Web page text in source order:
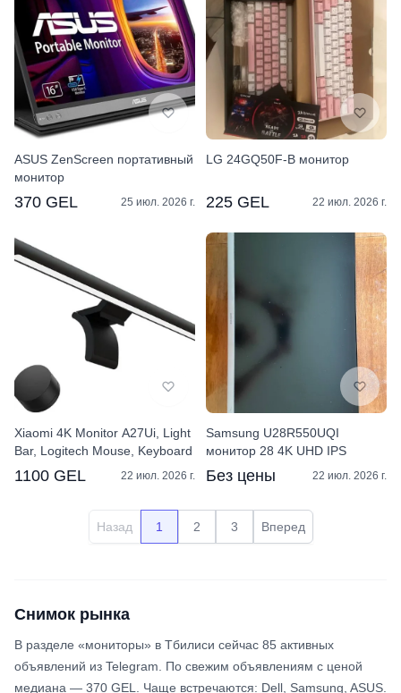
ASUS ZenScreen портативный
монитор
370 GEL 25 июл. 2026 г.
LG 24GQ50F-B монитор
225 GEL 22 июл. 2026 г.
Xiaomi 4K Monitor A27Ui, Light
Bar, Logitech Mouse, Keyboard
1100 GEL 22 июл. 2026 г.
Samsung U28R550UQI
монитор 28 4K UHD IPS
Без цены 22 июл. 2026 г.
Назад 1 2 3 Вперед
Снимок рынка
В разделе «мониторы» в Тбилиси сейчас 85 активных
объявлений из Telegram. По свежим объявлениям с ценой
медиана — 370 GEL. Чаще встречаются: Dell, Samsung, ASUS.